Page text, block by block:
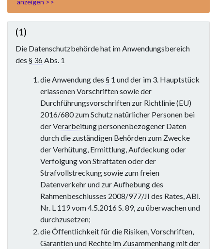
anzeigen >>
(1)
Die Datenschutzbehörde hat im Anwendungsbereich
des § 36Abs. 1
die Anwendung des§ 1 und der im 3. Hauptstück
erlassenen Vorschriften sowie der
Durchführungsvorschriften zur Richtlinie (EU)
2016/680 zum Schutz natürlicher Personen bei
derVerarbeitungpersonenbezogener Daten
durch die zuständigen Behörden zum Zwecke
der Verhütung, Ermittlung, Aufdeckung oder
Verfolgung von Straftaten oder der
Strafvollstreckung sowie zum freien
Datenverkehr und zur Aufhebung des
Rahmenbeschlusses 2008/977/JI des Rates, ABl.
Nr. L 119 vom 4.5.2016 S. 89, zu überwachen und
durchzusetzen;
die Öffentlichkeit für die Risiken, Vorschriften,
Garantien und Rechte im Zusammenhang mit der